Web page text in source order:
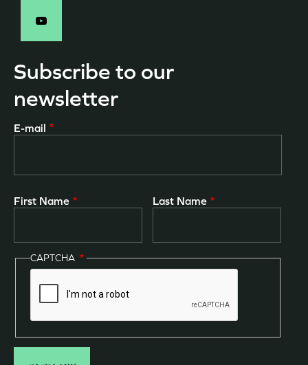
Subscribe to our
newsletter
E-mail
First Name Last Name
CAPTCHA